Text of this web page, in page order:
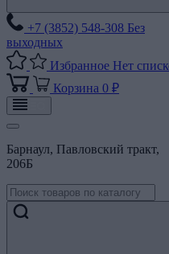
+7 (3852) 548-308 Без
выходных
Избранное Нет
Корзина 0 ₽
Барнаул, Павловский тракт,
206Б